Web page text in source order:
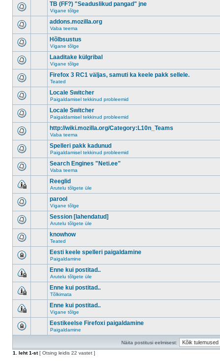
TB (FF?) "Seaduslikud pangad" jne
Vigane tõlge
addons.mozilla.org
Vaba teema
Hõlbsustus
Vigane tõlge
Laaditake külgribal
Vigane tõlge
Firefox 3 RC1 väljas, samuti ka keele pakk sellele.
Teated
Locale Switcher
Paigaldamisel tekkinud probleemid
Locale Switcher
Paigaldamisel tekkinud probleemid
http://wiki.mozilla.org/Category:L10n_Teams
Vaba teema
Spelleri pakk kadunud
Paigaldamisel tekkinud probleemid
Search Engines "Neti.ee"
Vaba teema
Reeglid
Arutelu tõlgete üle
parool
Vigane tõlge
Session [lahendatud]
Arutelu tõlgete üle
knowhow
Teated
Eesti keele spelleri paigaldamine
Paigaldamine
Enne kui postitad..
Arutelu tõlgete üle
Enne kui postitad..
Tõlkimata
Enne kui postitad..
Vigane tõlge
Eestikeelse Firefoxi paigaldamine
Paigaldamine
Näita postitusi eelmisest:
1
. leht1-st[ Otsing leidis 22 vastet ]